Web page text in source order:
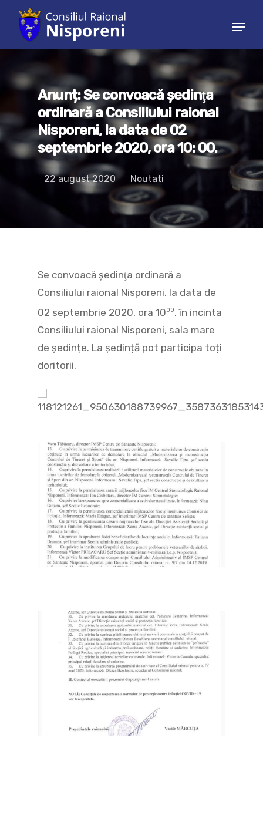
Hit enter to search or ESC to close
Anunț: Se convoacă şedinţa
ordinară a Consiliului raional
Nisporeni, la data de 02
septembrie 2020, ora 10: 00.
22 august 2020 Noutati
Se convoacă şedinţa ordinară a
Consiliului raional Nisporeni, la data de
02 septembrie 2020, ora 1000, în incinta
Consiliului raional Nisporeni, sala mare
de ședințe. La ședință pot participa toți
doritorii.